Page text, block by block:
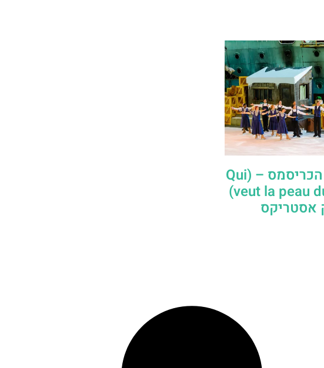
מופע: ריקוד הכריסמס – (Qui
veut la peau du Père Noël)
אסטריקס